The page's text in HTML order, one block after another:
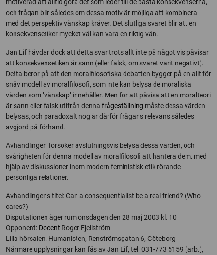
motiverad att alltid göra det som leder till de bästa konsekvenserna,
och frågan blir således om dessa motiv är möjliga att kombinera
med det perspektiv vänskap kräver. Det slutliga svaret blir att en
konsekvensetiker mycket väl kan vara en riktig vän.
Jan Lif hävdar dock att detta svar trots allt inte på något vis påvisar
att konsekvensetiken är sann (eller falsk, om svaret varit negativt).
Detta beror på att den moralfilosofiska debatten bygger på en allt för
snäv modell av moralfilosofi, som inte kan belysa de moraliska
värden som ’vänskap’ innehåller. Men för att påvisa att en moralteori
är sann eller falsk utifrån denna frågeställning måste dessa värden
belysas, och paradoxalt nog är därför frågans relevans således
avgjord på förhand.
Avhandlingen försöker avslutningsvis belysa dessa värden, och
svårigheten för denna modell av moralfilosofi att hantera dem, med
hjälp av diskussioner inom modern feministisk etik rörande
personliga relationer.
Avhandlingens titel: Can a consequentialist be a real friend? (Who
cares?)
Disputationen äger rum onsdagen den 28 maj 2003 kl. 10
Opponent: Docent Roger Fjellström
Lilla hörsalen, Humanisten, Renströmsgatan 6, Göteborg
Närmare upplysningar kan fås av Jan Lif, tel. 031-773 5159 (arb.),